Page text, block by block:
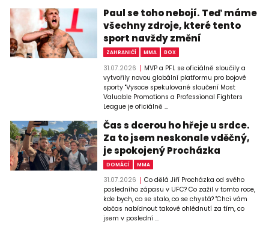
Paul se toho nebojí. Teď máme
všechny zdroje, které tento
sport navždy změní
ZAHRANIČÍ MMA BOX
31.07.2026
MVP a PFL se oficiálně sloučily a
vytvořily novou globální platformu pro bojové
sporty "Vysoce spekulované sloučení Most
Valuable Promotions a Professional Fighters
League je oficiálně ...
Čas s dcerou ho hřeje u srdce.
Za to jsem neskonale vděčný,
je spokojený Procházka
DOMÁCÍ MMA
31.07.2026
Co dělá Jiří Procházka od svého
posledního zápasu v UFC? Co zažil v tomto roce,
kde bych, co se stalo, co se chystá? "Chci vám
občas nabídnout takové ohlédnutí za tím, co
jsem v poslední ...